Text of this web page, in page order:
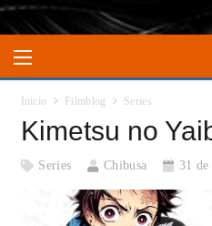
Inicio Filmblog Series
Kimetsu no
Series Chibusa 31 de